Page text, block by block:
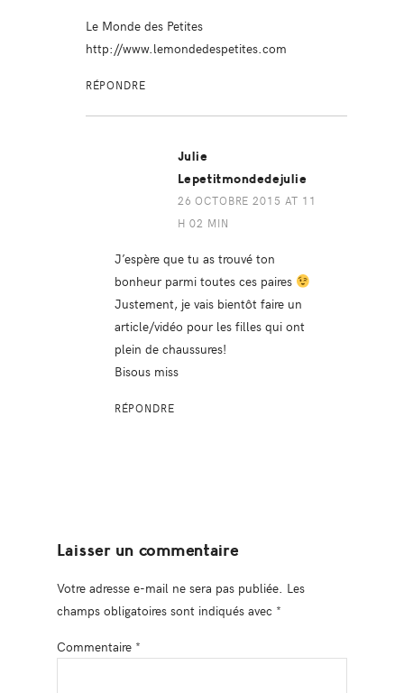
Le Monde des Petites
http://www.lemondedespetites.com
RÉPONDRE
Julie
Lepetitmondedejulie
26 OCTOBRE 2015 AT 11
H 02 MIN
J’espère que tu as trouvé ton
bonheur parmi toutes ces paires
Justement, je vais bientôt faire un
article/vidéo pour les filles qui ont
plein de chaussures!
Bisous miss
RÉPONDRE
Laisser un commentaire
Votre adresse e-mail ne sera pas publiée. Les
champs obligatoires sont indiqués avec *
Commentaire *